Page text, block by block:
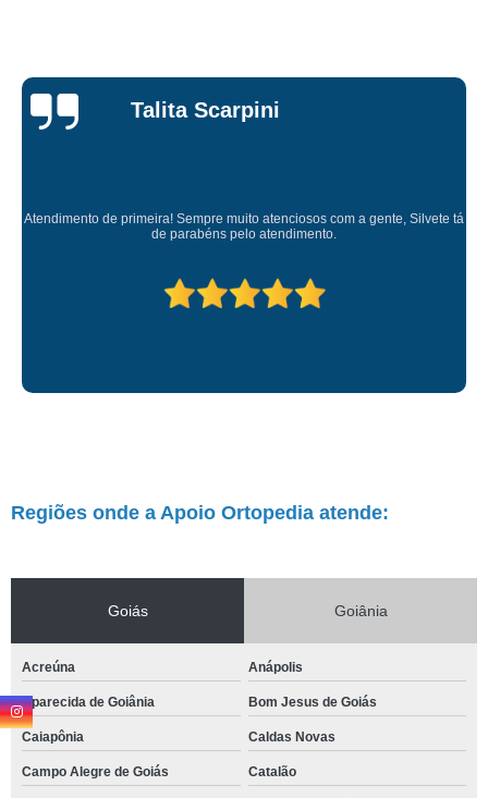
Talita Scarpini
Atendimento de primeira! Sempre muito atenciosos com a gente, Silvete tá
de parabéns pelo atendimento.
Regiões onde a Apoio Ortopedia atende:
Goiás Goiânia
Acreúna Anápolis
Aparecida de Goiânia Bom Jesus de Goiás
Caiapônia Caldas Novas
Campo Alegre de Goiás Catalão